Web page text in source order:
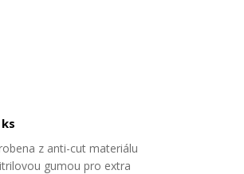
z anti-cut materiálu
gumou pro extra